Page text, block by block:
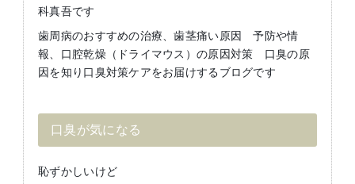
科真吾です
歯周病のおすすめの治療、歯茎痛い原因 予防や情
報、口腔乾燥（ドライマウス）の原因対策 口臭の原
因を知り口臭対策ケアをお届けするブログです
口臭が気になる
恥ずかしいけど